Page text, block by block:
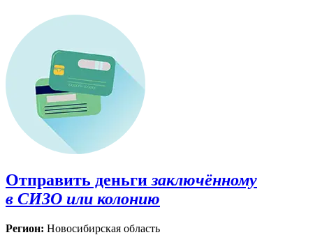
Отправить деньги заключённому
в СИЗО или колонию
Регион: Новосибирская область